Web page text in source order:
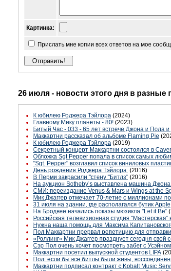
Картинка:
Прислать мне копии всех ответов на мое
26 июля - новости этого дня в разные
К юбилею Роджера Тэйлора (2024)
Главному Мику планеты - 80! (2023)
Битый Час - 033 - 65 лет встрече Джона и Пола
Маккартни рассказал об альбоме Flaming Pie
К юбилею Роджера Тэйлора (2019)
Секретный концерт Маккартни состоялся в
Обложка Sgt Pepper попала в список самых
"Sgt. Pepper" возглавил список виниловых
День рождения Роджера Тэйлора (2016)
В Перми закрасили "стену "Битлз" (2016)
На аукцион Sotheby’s выставлена машина
СМИ: переиздание Venus & Mars и Wings at the
Мик Джаггер отмечает 70-летие с миллионами
31 июля на здании, где располагался бутик
На Бродвее начались показы мюзикла "Let it Be"
Российская телевизионная студия
Нужна наша помощь для Максима
Пол Маккартни прервал репетицию для
«Роллинг» Мик Джаггер празднует сегодня свой
Сэр Пол очень хочет посмотреть забег с
Маккартни посетил выпускной студентов LIPA
Пол: если бы все битлы были живы,
Маккартни подписал контракт с Kobalt Music